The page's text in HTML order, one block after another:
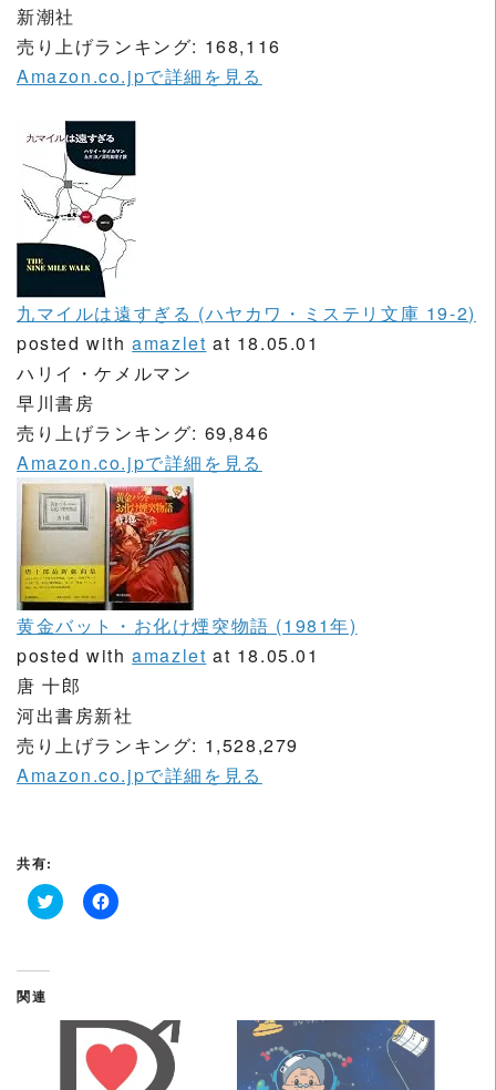
新潮社
売り上げランキング: 168,116
Amazon.co.jpで詳細を見る
九マイルは遠すぎる (ハヤカワ・ミステリ文庫 19-2)
posted withamazlet at 18.05.01
ハリイ・ケメルマン
早川書房
売り上げランキング: 69,846
Amazon.co.jpで詳細を見る
黄金バット・お化け煙突物語 (1981年)
posted withamazlet at 18.05.01
唐 十郎
河出書房新社
売り上げランキング: 1,528,279
Amazon.co.jpで詳細を見る
共有:
ク
し
て
T
F
k
で
共
す
関連